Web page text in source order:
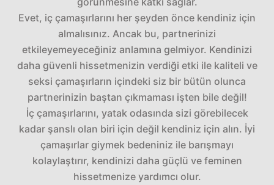
Evet, iç çamaşırlarını her şeyden önce kendiniz için
almalısınız. Ancak bu, partnerinizi
etkileyemeyeceğiniz anlamına gelmiyor. Kendinizi
daha güvenli hissetmenizin verdiği etki ile kaliteli ve
seksi çamaşırların içindeki siz bir bütün olunca
partnerinizin baştan çıkmaması işten bile değil!
İç çamaşırlarını, yatak odasında sizi görebilecek
kadar şanslı olan biri için değil kendiniz için alın. İyi
çamaşırlar giymek bedeniniz ile barışmayı
kolaylaştırır, kendinizi daha güçlü ve feminen
hissetmenize yardımcı olur.